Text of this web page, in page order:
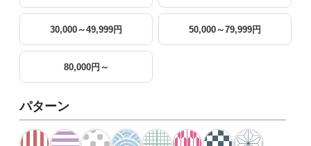
30,000～49,999円 50,000～79,999円
80,000円～
パターン